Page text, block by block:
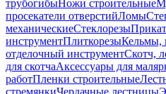
трубогибыНожи строительные
просекатели отверстийЛомы
механическиеСтеклорезы
инструментПлиткорезыКельмы,
отделочный инструментСкотч,
для скотчаАксессуары для
работПленки строительные
стремянкиЧердачные лестницы